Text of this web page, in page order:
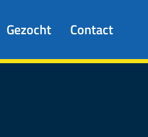
Gezocht Contact